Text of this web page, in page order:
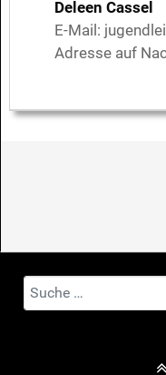
Deleen Cassel
E-Mail:
Adresse auf